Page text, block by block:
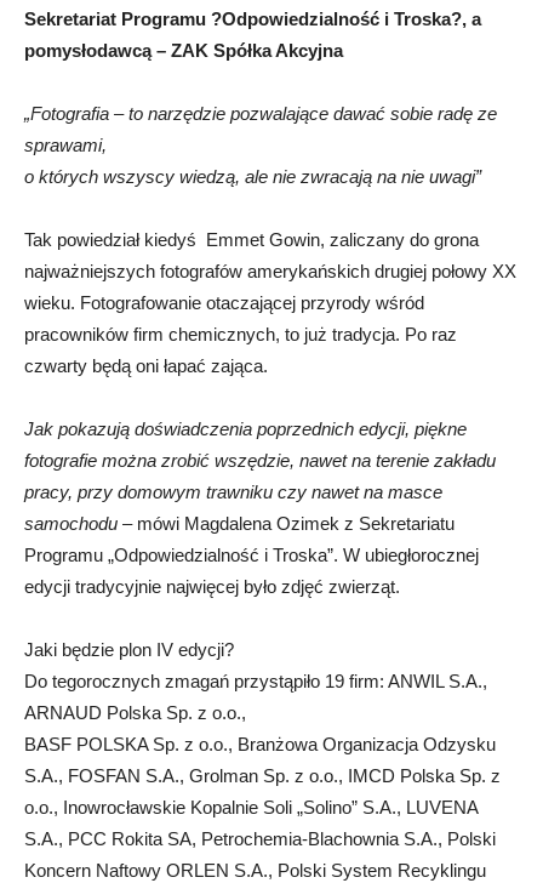
Sekretariat Programu ?Odpowiedzialność i Troska?, a
pomysłodawcą – ZAK Spółka Akcyjna
„Fotografia – to narzędzie pozwalające dawać sobie radę ze
sprawami,
o których wszyscy wiedzą, ale nie zwracają na nie uwagi”
Tak powiedział kiedyś Emmet Gowin, zaliczany do grona
najważniejszych fotografów amerykańskich drugiej połowy XX
wieku. Fotografowanie otaczającej przyrody wśród
pracowników firm chemicznych, to już tradycja. Po raz
czwarty będą oni łapać zająca.
Jak pokazują doświadczenia poprzednich edycji, piękne
fotografie można zrobić wszędzie, nawet na terenie zakładu
pracy, przy domowym trawniku czy nawet na masce
samochodu – mówi Magdalena Ozimek z Sekretariatu
Programu „Odpowiedzialność i Troska”. W ubiegłorocznej
edycji tradycyjnie najwięcej było zdjęć zwierząt.
Jaki będzie plon IV edycji?
Do tegorocznych zmagań przystąpiło 19 firm: ANWIL S.A.,
ARNAUD Polska Sp. z o.o.,
BASF POLSKA Sp. z o.o., Branżowa Organizacja Odzysku
S.A., FOSFAN S.A., Grolman Sp. z o.o., IMCD Polska Sp. z
o.o., Inowrocławskie Kopalnie Soli „Solino” S.A., LUVENA
S.A., PCC Rokita SA, Petrochemia-Blachownia S.A., Polski
Koncern Naftowy ORLEN S.A., Polski System Recyklingu